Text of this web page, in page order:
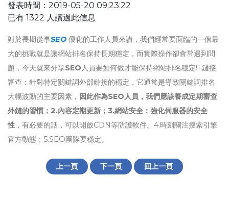
發表時間：2019-05-20 09:23:22
已有 1322 人讀過此信息
對於長期從事SEO 優化的工作人員來講，我們經常要面臨的一個最
大的挑戰就是讓網站排名保持長期穩定，而實際操作卻會常遇到問
題，今天就來分享SEO人員要如何做才能保持網站排名穩定!1.鏈接
審查：針對特定關鍵詞外部鏈接的穩定，它通常是導致關鍵詞排名
大幅波動的主要因素， 因此作為SEO人員，我們應該養成定期審查
外鏈的習慣；2.內容定期更新；3.網站安全：強化伺服器的安全
性 ，有必要的話，可以開啟CDN等防護軟件。4.時刻關注搜索引擎
官方動態；5.SEO團隊要穩定。
上一頁 下一頁 回上一頁